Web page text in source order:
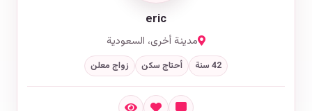
eric
مدينة أخرى، السعودية
42 سنة أحتاج سكن زواج معلن